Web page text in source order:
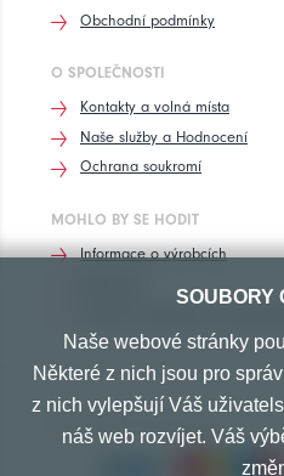
Obchodní podmínky
O SPOLEČNOSTI
Kontakty a volná místa
Naše služby a Hodnocení
Ochrana soukromí
MOHLO BY SE HODIT
Informace o výrobcích
PŘIJÍMÁME TYTO PLATBY
SOUBORY
Naše webové stránky
Některé z nich jsou pro
z nich vylepšují Váš
náš web rozvíjet. Váš